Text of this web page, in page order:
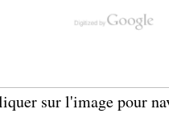
sur l'image pour